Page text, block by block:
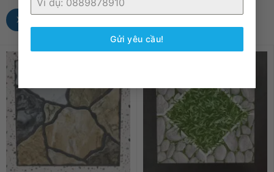
Gửi yêu cầu!
Xem Nhanh